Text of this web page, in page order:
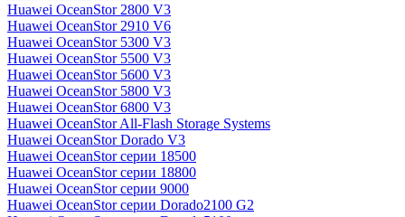
Huawei OceanStor 2800 V3
Huawei OceanStor 2910 V6
Huawei OceanStor 5300 V3
Huawei OceanStor 5500 V3
Huawei OceanStor 5600 V3
Huawei OceanStor 5800 V3
Huawei OceanStor 6800 V3
Huawei OceanStor All-Flash Storage Systems
Huawei OceanStor Dorado V3
Huawei OceanStor серии 18500
Huawei OceanStor серии 18800
Huawei OceanStor серии 9000
Huawei OceanStor серии Dorado2100 G2